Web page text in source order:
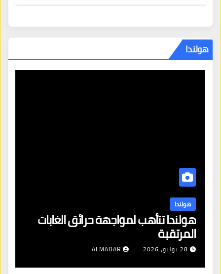
هولندا
هولندا
هولندا تتأهب لمواجهة حرائق الغابات
المرتقبة
28 يوليو، 2026 ALMADAR